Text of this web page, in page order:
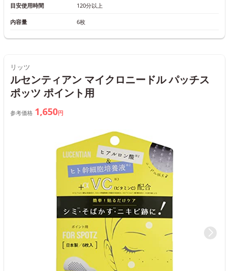
目安使用時間 120分以上
内容量 6枚
リッツ
ルセンティアン マイクロニードル パッチス
ポッツ ポイント用
参考価格 1,650円